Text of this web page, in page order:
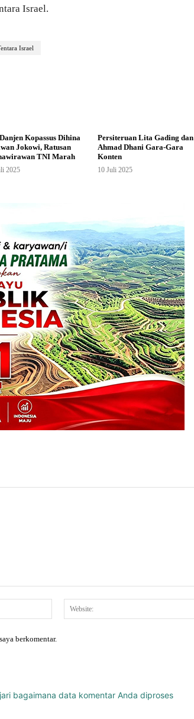
Israel.
Israel
Kopassus Dihina
Jokowi, Ratusan
TNI Marah
2025
Persiteruan Lita Gading dan
Ahmad Dhani Gara-Gara
Konten
10 Juli 2025
Email:*
berkomentar.
bagaimana data komentar Anda diproses